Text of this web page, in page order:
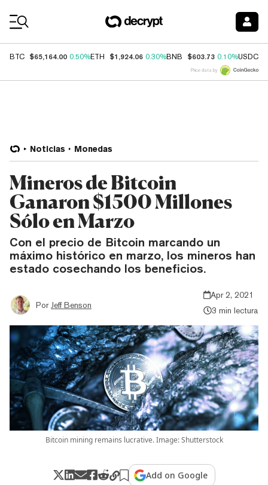
BTC $65,164.00 0.50%ETH $1,924.06 0.30%BNB $603.73 0.10%USDC
Price data by
Noticias Monedas
Mineros de Bitcoin
Ganaron $1500 Millones
Sólo en Marzo
Con el precio de Bitcoin marcando un
máximo histórico en marzo, los mineros han
estado cosechando los beneficios.
Por Jeff Benson
Apr 2, 2021
3 min lectura
Bitcoin mining remains lucrative. Image: Shutterstock
Add on Google